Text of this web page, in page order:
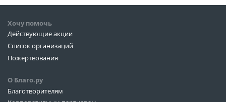
Хочу помочь
Действующие акции
Список организаций
Пожертвования
О Благо.ру
Благотворителям